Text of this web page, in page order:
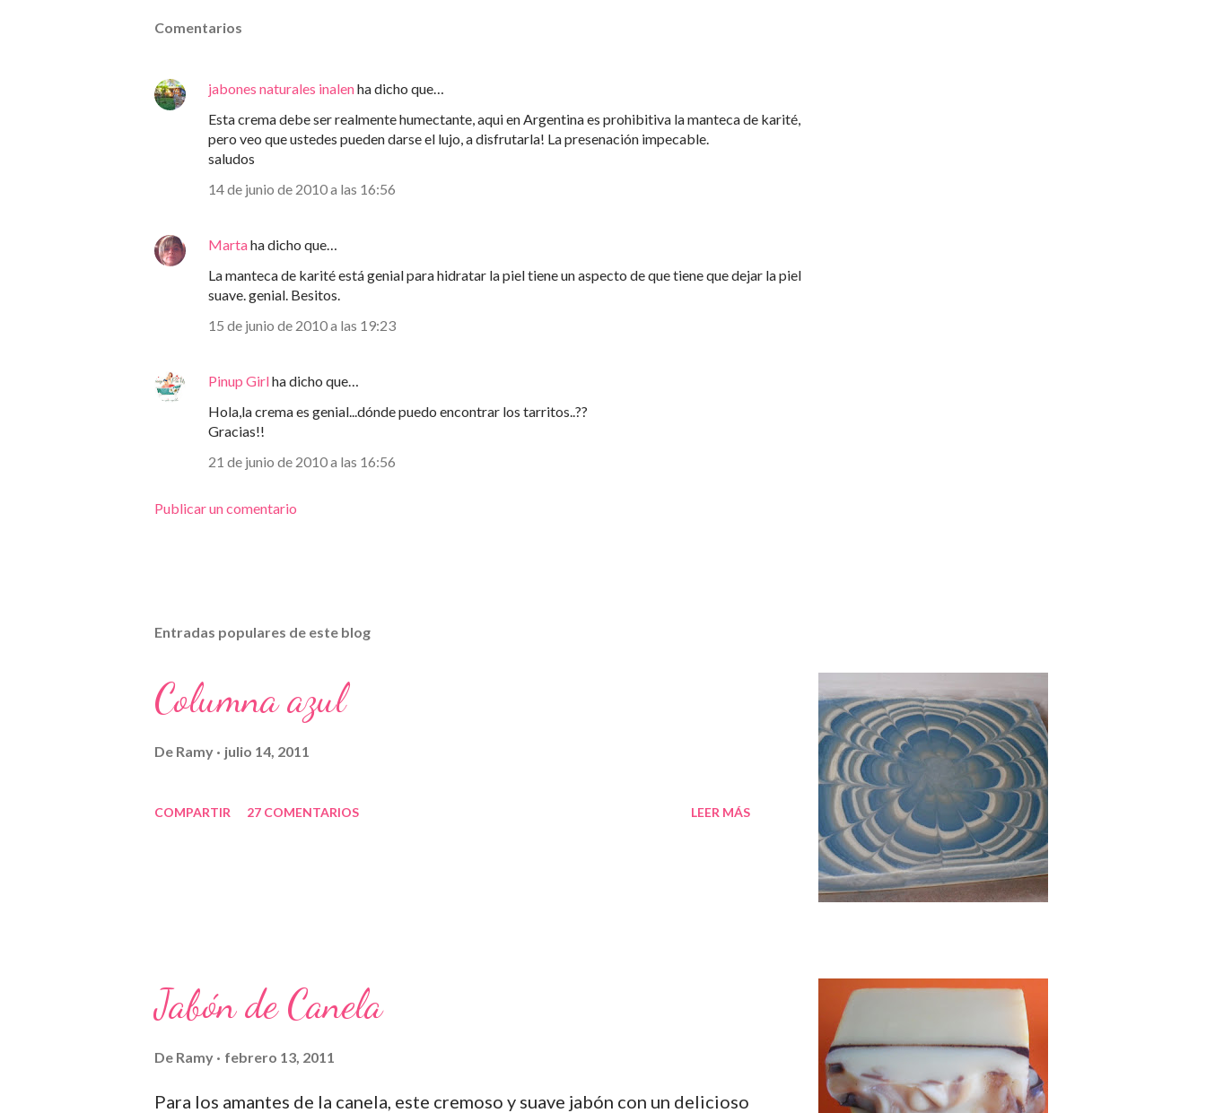
Comentarios
jabones naturales inalenha dicho que…
Esta crema debe ser realmente humectante, aqui en Argentina es prohibitiva la manteca de karité,
pero veo que ustedes pueden darse el lujo, a disfrutarla! La presenación impecable.
saludos
14 de junio de 2010 a las 16:56
Martaha dicho que…
La manteca de karité está genial para hidratar la piel tiene un aspecto de que tiene que dejar la piel
suave. genial. Besitos.
15 de junio de 2010 a las 19:23
Pinup Girlha dicho que…
Hola,la crema es genial...dónde puedo encontrar los tarritos..??
Gracias!!
21 de junio de 2010 a las 16:56
Publicar un comentario
Entradas populares de este blog
Columna azul
De Ramy julio 14, 2011
COMPARTIR 27 COMENTARIOS LEER MÁS
Jabón de Canela
De Ramy febrero 13, 2011
Para los amantes de la canela, este cremoso y suave jabón con un delicioso